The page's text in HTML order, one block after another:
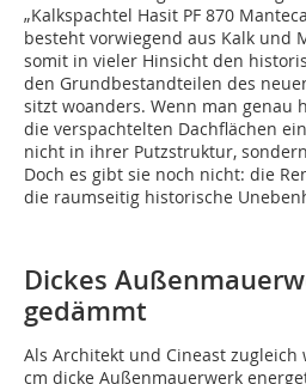
„Kalkspachtel Hasit PF 870
besteht vorwiegend aus Kalk und
somit in vieler Hinsicht den
den Grundbestandteilen des
sitzt woanders. Wenn man genau
die verspachtelten Dachflächen
nicht in ihrer Putzstruktur,
Doch es gibt sie noch nicht: die
die raumseitig historische
Dickes
gedämmt
Als Architekt und Cineast
cm dicke Außenmauerwerk